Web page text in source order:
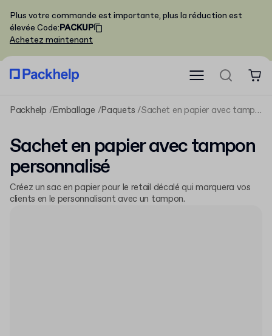
Plus votre commande est importante, plus la réduction est
élevée Code:PACKUP
Achetez maintenant
Packhelp Emballage Paquets Sachet en papier avec tampon personnalisé
Sachet en papier avec tampon
personnalisé
Créez un sac en papier pour le retail décalé qui marquera vos
clients en le personnalisant avec un tampon.